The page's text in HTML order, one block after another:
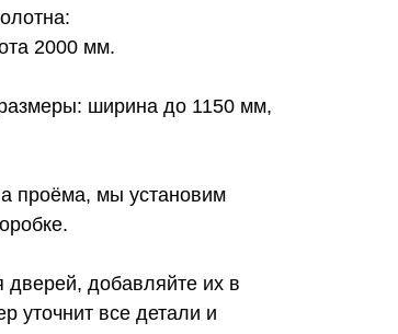
2000 мм.
ширина до 1150 мм,
проёма, мы установим
дверей, добавляйте их в
уточнит все детали и